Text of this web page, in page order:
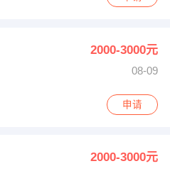
2000-3000元
08-09
申请
2000-3000元